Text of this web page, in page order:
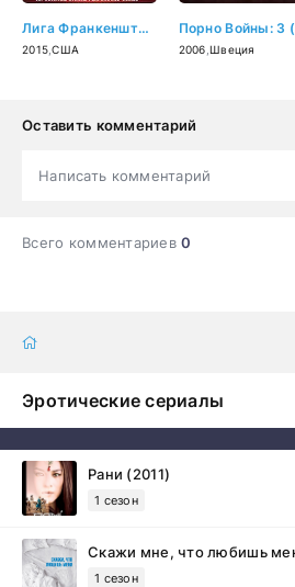
Лига Франкенштейна (2015)
2015 ,США 2006 ,Швеция
Оставить комментарий
Написать комментарий
Всего комментариев0
Эротические сериалы
Рани (2011)
1 сезон
Скажи мне, что любишь
1 сезон